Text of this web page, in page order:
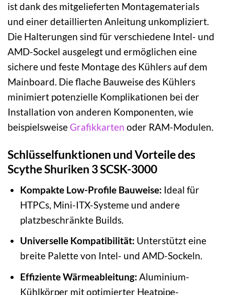
ist dank des mitgelieferten Montagematerials
und einer detaillierten Anleitung unkompliziert.
Die Halterungen sind für verschiedene Intel- und
AMD-Sockel ausgelegt und ermöglichen eine
sichere und feste Montage des Kühlers auf dem
Mainboard. Die flache Bauweise des Kühlers
minimiert potenzielle Komplikationen bei der
Installation von anderen Komponenten, wie
beispielsweise Grafikkarten oder RAM-Modulen.
Schlüsselfunktionen und Vorteile des
Scythe Shuriken 3 SCSK-3000
Kompakte Low-Profile Bauweise: Ideal für
HTPCs, Mini-ITX-Systeme und andere
platzbeschränkte Builds.
Universelle Kompatibilität: Unterstützt eine
breite Palette von Intel- und AMD-Sockeln.
Effiziente Wärmeableitung: Aluminium-
Kühlkörper mit optimierter Heatpipe-